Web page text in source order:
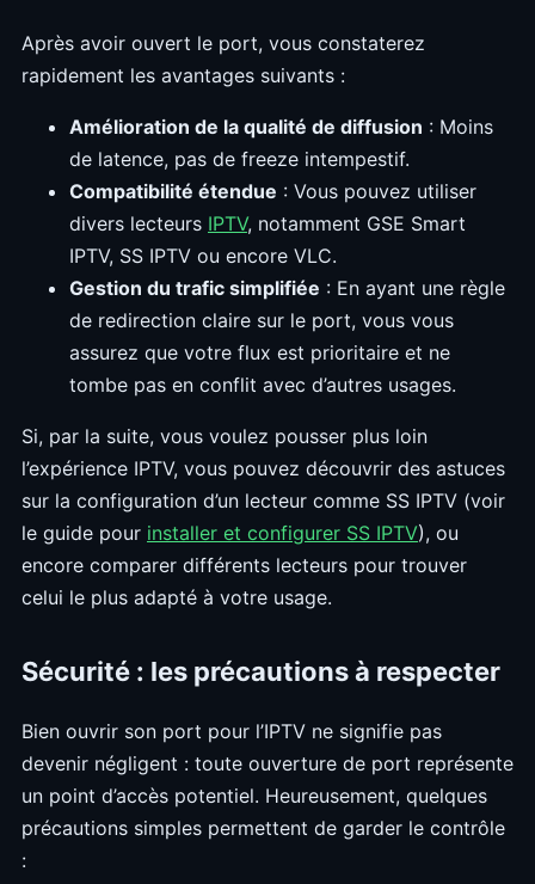
Après avoir ouvert le port, vous constaterez
rapidement les avantages suivants :
Amélioration de la qualité de diffusion : Moins
de latence, pas de freeze intempestif.
Compatibilité étendue : Vous pouvez utiliser
divers lecteurs IPTV, notamment GSE Smart
IPTV, SS IPTV ou encore VLC.
Gestion du trafic simplifiée : En ayant une règle
de redirection claire sur le port, vous vous
assurez que votre flux est prioritaire et ne
tombe pas en conflit avec d’autres usages.
Si, par la suite, vous voulez pousser plus loin
l’expérience IPTV, vous pouvez découvrir des astuces
sur la configuration d’un lecteur comme SS IPTV (voir
le guide pour installer et configurer SS IPTV), ou
encore comparer différents lecteurs pour trouver
celui le plus adapté à votre usage.
Sécurité : les précautions à respecter
Bien ouvrir son port pour l’IPTV ne signifie pas
devenir négligent : toute ouverture de port représente
un point d’accès potentiel. Heureusement, quelques
précautions simples permettent de garder le contrôle
: